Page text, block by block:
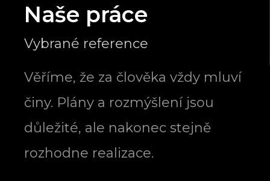
Naše práce
Vybrané reference
Věříme, že za člověka vždy mluví
činy. Plány a rozmýšlení jsou
důležité, ale nakonec stejně
rozhodne realizace.